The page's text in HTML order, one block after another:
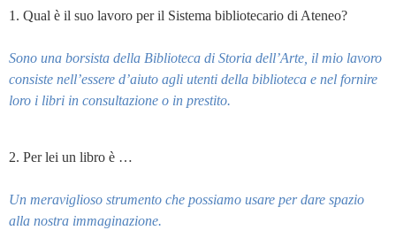
1. Qual è il suo lavoro per il Sistema bibliotecario di Ateneo?
Sono una borsista della Biblioteca di Storia dell’Arte, il mio lavoro
consiste nell’essere d’aiuto agli utenti della biblioteca e nel fornire
loro i libri in consultazione o in prestito.
2. Per lei un libro è …
Un meraviglioso strumento che possiamo usare per dare spazio
alla nostra immaginazione.